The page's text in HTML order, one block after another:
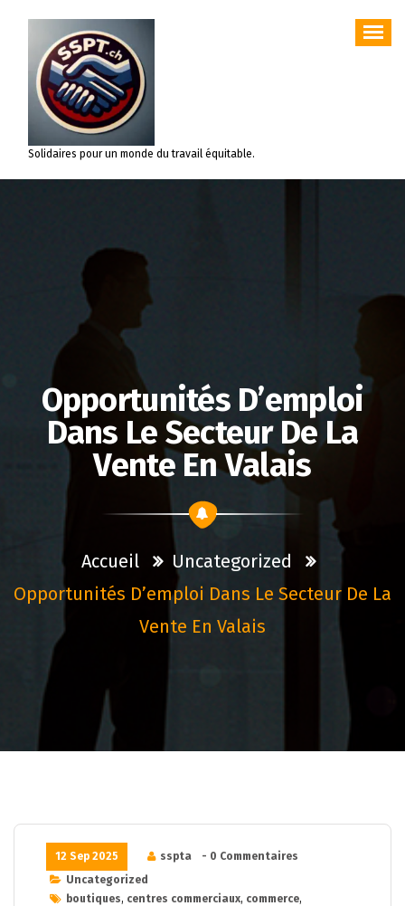
contenu
Solidaires pour un monde du travail équitable.
Opportunités D’emploi
Dans Le Secteur De La
Vente En Valais
Accueil
Uncategorized
Opportunités D’emploi Dans Le Secteur De La
Vente En Valais
12 Sep 2025 sspta
- 0 Commentaires
Uncategorized
boutiques, centres commerciaux, commerce,